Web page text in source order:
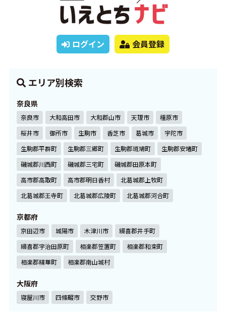
ログイン 会員登録
エリア別検索
奈良県
奈良市 大和高田市 大和郡山市 天理市
橿原市
桜井市
御所市 生駒市 香芝市 葛城市
宇陀市
生駒郡平群町
生駒郡三郷町 生駒郡斑鳩町
生駒郡安堵町
磯城郡川西町
磯城郡三宅町
磯城郡田原本町
高市郡高取町
高市郡明日香村
北葛城郡上牧町
北葛城郡王寺町
北葛城郡広陵町 北葛城郡河合町
京都府
京田辺市 城陽市 木津川市
綴喜郡井手町
綴喜郡宇治田原町
相楽郡笠置町
相楽郡和束町
相楽郡精華町
相楽郡南山城村
大阪府
寝屋川市 四條畷市 交野市